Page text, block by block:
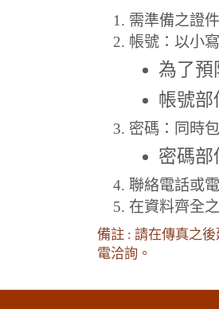
需準備之證
帳號：以小
為了預
帳號部
密碼：同時
密碼部
聯絡電話或
在資料齊全
備註 : 請在傳真之
電洽詢。